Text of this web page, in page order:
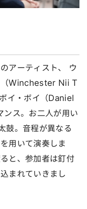
アーティスト、 ウ
（Winchester Nii T
イ・ボイ（Daniel
ス。お二人が用い
鼓。音程が異なる
用いて演奏しま
と、参加者は釘付
まれていきまし